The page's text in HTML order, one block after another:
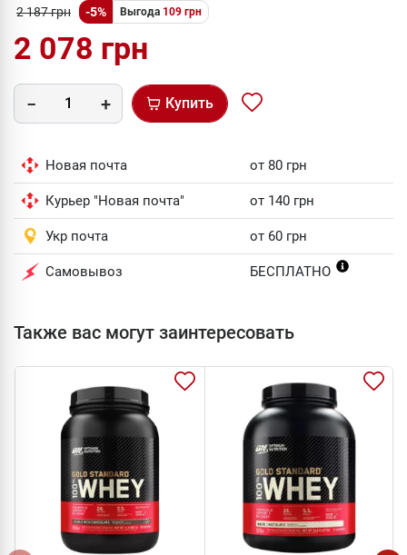
2 187 грн -5% Выгода 109 грн
2 078 грн
Купить
Новая почта от 80 грн
Курьер "Новая почта" от 140 грн
Укр почта от 60 грн
Самовывоз БЕСПЛАТНО
Также вас могут заинтересовать